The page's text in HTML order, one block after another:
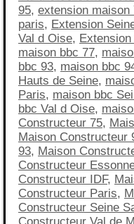
95, extension
paris, Extension
Val d Oise,
maison bbc 77,
bbc 93, maison bbc
Hauts de Seine,
Paris, maison bbc
bbc Val d Oise,
Constructeur 75,
Maison Constructeur
93, Maison
Constructeur
Constructeur IDF,
Constructeur Paris,
Constructeur Seine
Constructeur Val de